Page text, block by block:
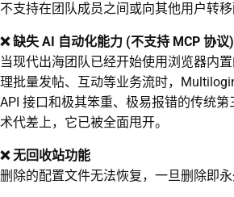
不支持在团队成员之间或向其他用户转移
❌ 缺失 AI 自动化能力 (不支持 MCP 协议)
当现代出海团队已经开始使用浏览器内
理批量发帖、互动等业务流时，
API 接口和极其笨重、极易报错的传统
术代差上，它已被全面甩开。
❌ 无回收站功能
删除的配置文件无法恢复，一旦删除即永